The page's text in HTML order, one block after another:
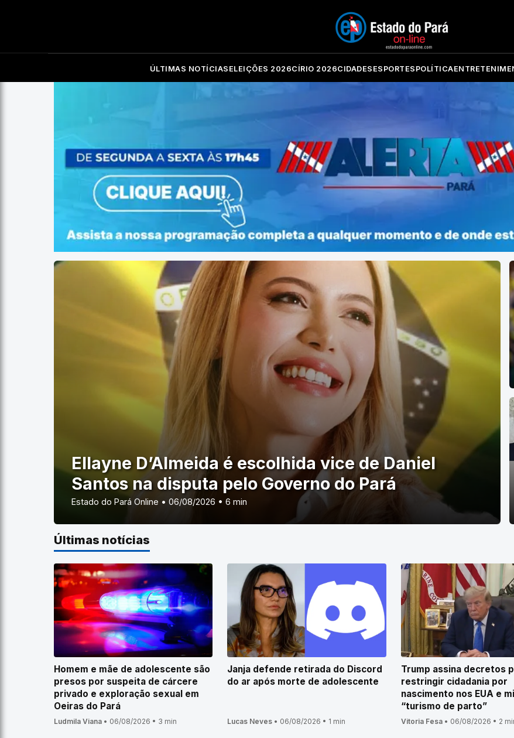
ÚLTIMAS NOTÍCIAS ELEIÇÕES 2026CÍRIO 2026CIDADES ESPORTES POLÍTICA
Ellayne D’Almeida é escolhida vice de Daniel
Santos na disputa pelo Governo do Pará
Estado do Pará Online • 06/08/2026 • 6 min
Últimas notícias
Homem e mãe de adolescente são
presos por suspeita de cárcere
privado e exploração sexual em
Oeiras do Pará
Ludmila Viana • 06/08/2026 • 3 min
Janja defende retirada do Discord
do ar após morte de adolescente
Lucas Neves • 06/08/2026 • 1 min
Trump assina decretos
restringir cidadania por
nascimento nos EUA e
“turismo de parto”
Vitoria Fesa• 06/08/2026 • 2